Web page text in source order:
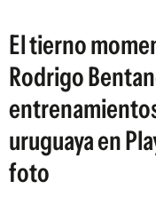
El tierno
Rodrigo
uruguaya en
foto